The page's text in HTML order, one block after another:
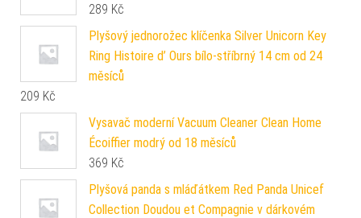
289 Kč
Plyšový jednorožec klíčenka Silver Unicorn Key
Ring Histoire d’ Ours bílo-stříbrný 14 cm od 24
měsíců
209 Kč
Vysavač moderní Vacuum Cleaner Clean Home
Écoiffier modrý od 18 měsíců
369 Kč
Plyšová panda s mláďátkem Red Panda Unicef
Collection Doudou et Compagnie v dárkovém